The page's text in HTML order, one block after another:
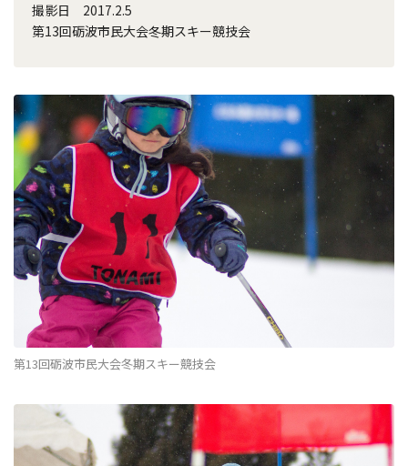
撮影日 2017.2.5
第13回砺波市民大会冬期スキー競技会
第13回砺波市民大会冬期スキー競技会